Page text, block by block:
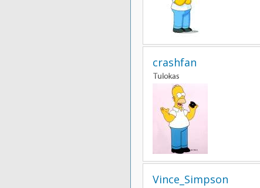
crashfan
Vince_Simpson